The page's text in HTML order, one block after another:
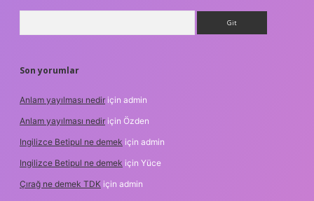
Son yorumlar
Anlam yayılması nedir için admin
Anlam yayılması nedir için Özden
Ingilizce Betipul ne demek için admin
Ingilizce Betipul ne demek için Yüce
Çırağ ne demek TDK için admin